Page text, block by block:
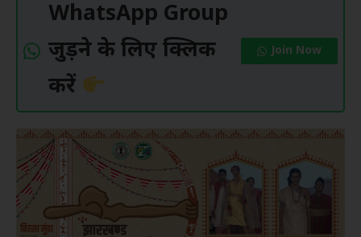
WhatsApp Group
जुड़ने के लिए क्लिक
करें
Join Now